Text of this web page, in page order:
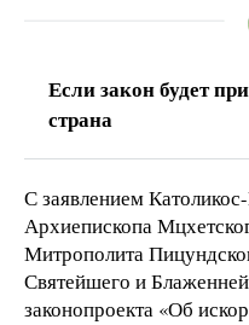
Если закон будет
страна
С заявлением
Архиепископа
Митрополита
Святейшего и
законопроекта «Об